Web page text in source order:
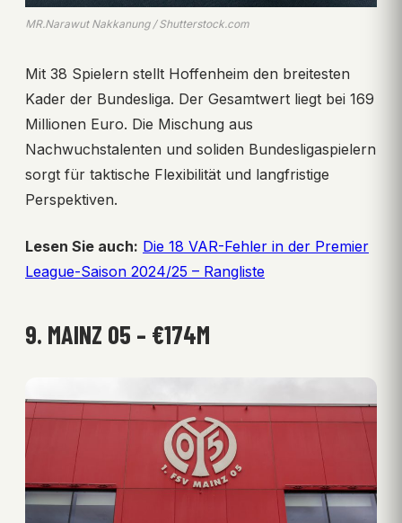
MR.Narawut Nakkanung / Shutterstock.com
Mit 38 Spielern stellt Hoffenheim den breitesten
Kader der Bundesliga. Der Gesamtwert liegt bei 169
Millionen Euro. Die Mischung aus
Nachwuchstalenten und soliden Bundesligaspielern
sorgt für taktische Flexibilität und langfristige
Perspektiven.
Lesen Sie auch: Die 18 VAR-Fehler in der Premier
League-Saison 2024/25 – Rangliste
9. MAINZ 05 – €174M